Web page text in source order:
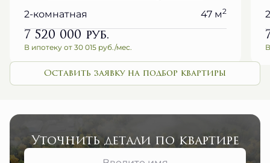
2-комнатная 47 м2
7 520 000руб.
В ипотеку от 30 015 руб./мес.
Оставить заявку на подбор квартиры
Уточнить детали по квартире